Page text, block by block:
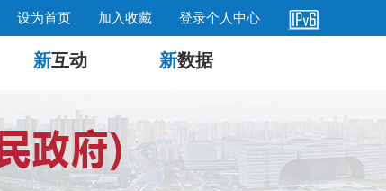
设为首页 加入收藏 登录个人中心
新互动 新数据